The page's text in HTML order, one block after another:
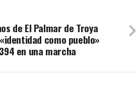
de El Palmar de Troya
como pueblo»
en una marcha